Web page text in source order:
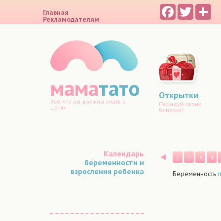
Главная
Рекламодателям
FacebookTwitter
маматато
Все, что вы должны знать о
детях
Открытки
Порадуй своих
близких!
Календарь
беременности и
взросления ребенка
Назад
1 2 3 4
Беременность